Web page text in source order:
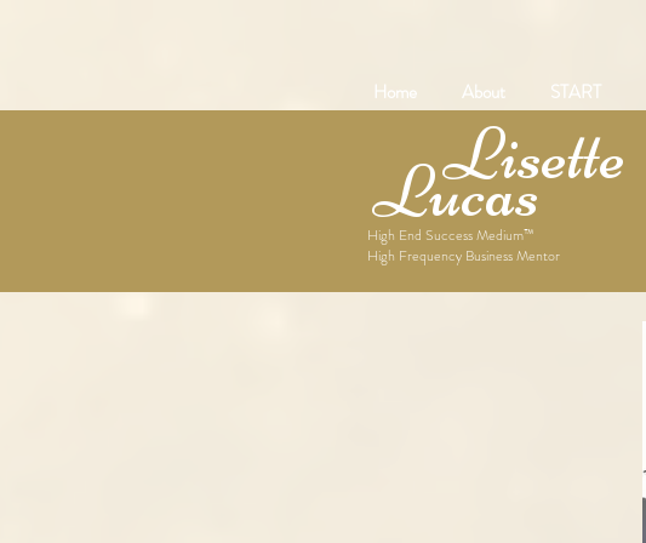
Lisette
Lucas
High End Success Medium™
High Frequency Business Mentor
Home About START